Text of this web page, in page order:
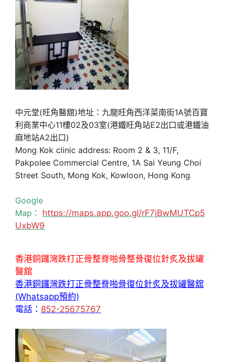
中元堂(旺角醫舘)地址：九龍旺角西洋菜南街1A號百寶
利商業中心11樓02及03室(港鐵旺角站E2出口或港鐵油
麻地站A2出口)
Mong Kok clinic address: Room 2 & 3, 11/F,
Pakpolee Commercial Centre, 1A Sai Yeung Choi
Street South, Mong Kok, Kowloon, Hong Kong
Google
Map： https://maps.app.goo.gl/rF7jBwMUTCp5
UxbW9
香港銅鑼灣跌打正骨整脊啪骨整骨復位針炙及拔罐
醫舘
香港銅鑼灣跌打正骨整脊啪骨復位針炙及拔罐醫舘
(Whatsapp預約)
電話： 852-25675767